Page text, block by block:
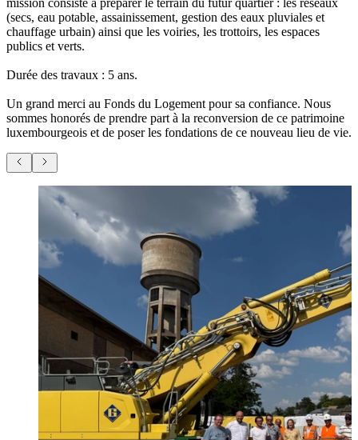
(secs, eau potable, assainissement, gestion des eaux pluviales et
chauffage urbain) ainsi que les voiries, les trottoirs, les espaces
publics et verts.
Durée des travaux : 5 ans.
Un grand merci au Fonds du Logement pour sa confiance. Nous
sommes honorés de prendre part à la reconversion de ce patrimoine
luxembourgeois et de poser les fondations de ce nouveau lieu de vie.